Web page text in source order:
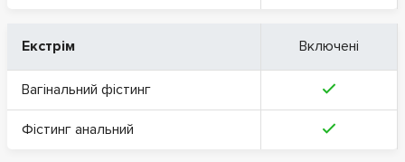
Екстрім Включені
Вагінальний фістинг
Фістинг анальний